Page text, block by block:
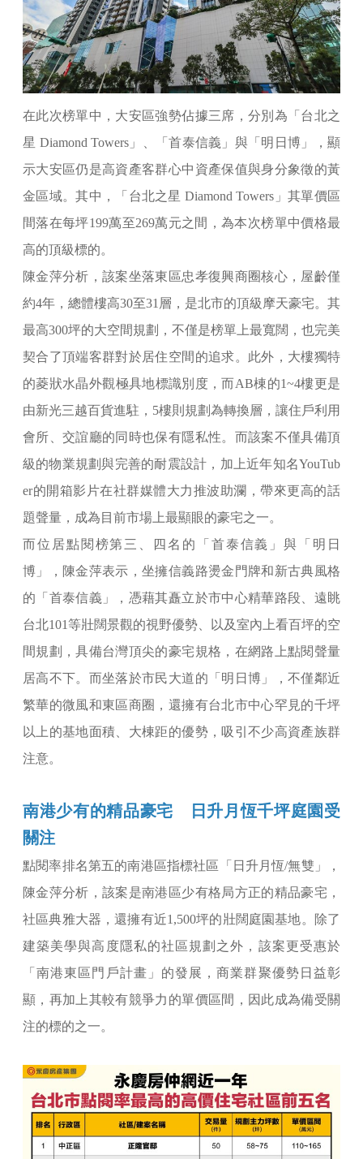
在此次榜單中，大安區強勢佔據三席，分別為「台北之
星 Diamond Towers」、「首泰信義」與「明日博」，顯
示大安區仍是高資產客群心中資產保值與身分象徵的黃
金區域。其中，「台北之星 Diamond Towers」其單價區
間落在每坪199萬至269萬元之間，為本次榜單中價格最
高的頂級標的。
陳金萍分析，該案坐落東區忠孝復興商圈核心，屋齡僅
約4年，總體樓高30至31層，是北市的頂級摩天豪宅。其
最高300坪的大空間規劃，不僅是榜單上最寬闊，也完美
契合了頂端客群對於居住空間的追求。此外，大樓獨特
的菱狀水晶外觀極具地標識別度，而AB棟的1~4樓更是
由新光三越百貨進駐，5樓則規劃為轉換層，讓住戶利用
會所、交誼廳的同時也保有隱私性。而該案不僅具備頂
級的物業規劃與完善的耐震設計，加上近年知名YouTub
er的開箱影片在社群媒體大力推波助瀾，帶來更高的話
題聲量，成為目前市場上最顯眼的豪宅之一。
而位居點閱榜第三、四名的「首泰信義」與「明日
博」，陳金萍表示，坐擁信義路燙金門牌和新古典風格
的「首泰信義」，憑藉其矗立於市中心精華路段、遠眺
台北101等壯闊景觀的視野優勢、以及室內上看百坪的空
間規劃，具備台灣頂尖的豪宅規格，在網路上點閱聲量
居高不下。而坐落於市民大道的「明日博」，不僅鄰近
繁華的微風和東區商圈，還擁有台北市中心罕見的千坪
以上的基地面積、大棟距的優勢，吸引不少高資產族群
注意。
南港少有的精品豪宅 日升月恆千坪庭園受
關注
點閱率排名第五的南港區指標社區「日升月恆/無雙」，
陳金萍分析，該案是南港區少有格局方正的精品豪宅，
社區典雅大器，還擁有近1,500坪的壯闊庭園基地。除了
建築美學與高度隱私的社區規劃之外，該案更受惠於
「南港東區門戶計畫」的發展，商業群聚優勢日益彰
顯，再加上其較有競爭力的單價區間，因此成為備受關
注的標的之一。